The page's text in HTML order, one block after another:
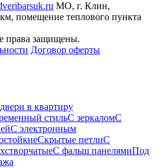
МО, г. Клин,
помещение теплового пункта
права защищены.
Договор оферты
в квартиру
стильС зеркаломС
С электронным
Скрытые петлиС
С фальш панелямиПод